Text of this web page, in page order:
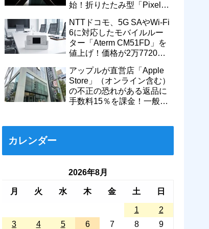
始！折りたたみ型「Pixel
画も
NTTドコモ、5G SAやWi-Fi
6に対応したモバイルルー
ター「Aterm CM51FD」を
値上げ！価格が2万7720円
円に
アップルが直営店「Apple
Store」（オンライン含む）
の不正の恐れがある返品に
手数料15％を課金！一般的
カレンダー
2026年8月
月 火 水 木 金 土 日
1
2
3
4 5 6 7 8 9